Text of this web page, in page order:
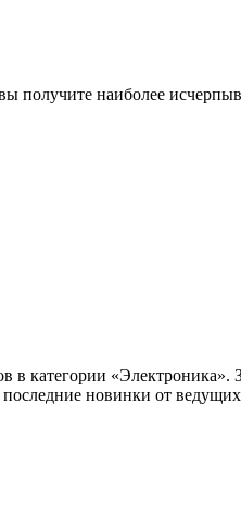
получите наиболее
категории
новинки от